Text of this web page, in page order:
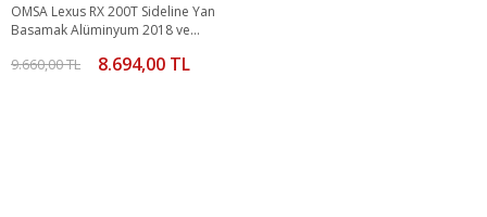
OMSA Lexus RX 200T Sideline Yan
Basamak Alüminyum 2018 ve
9.660,00 TL 8.694,00 TL